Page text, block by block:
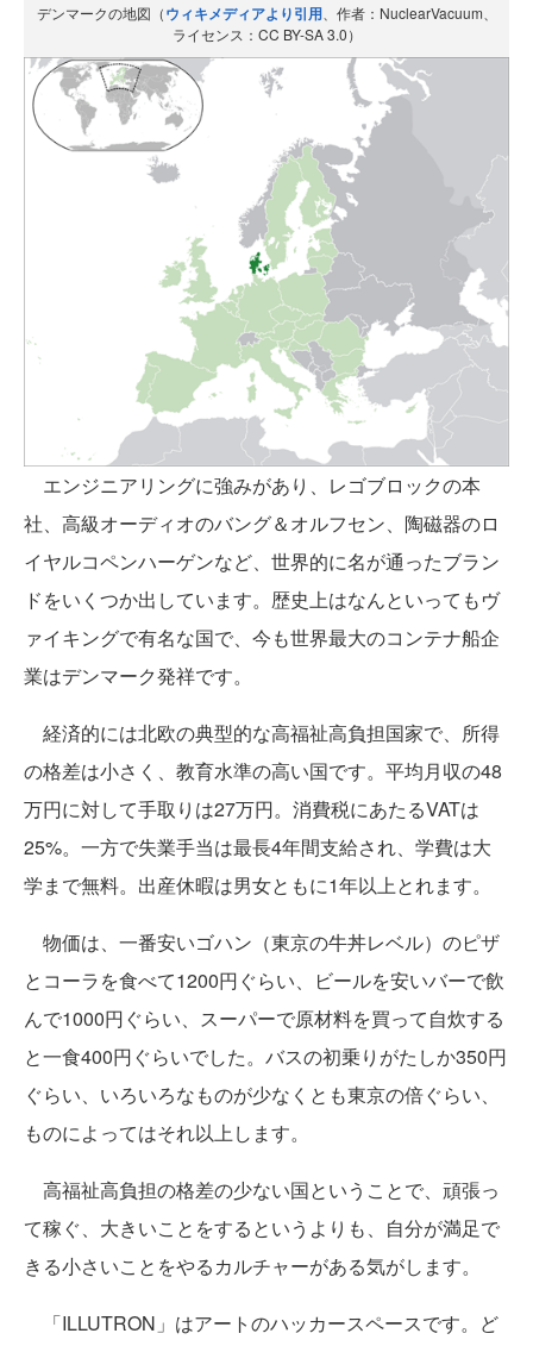
デンマークの地図（ウィキメディアより引用、作者：NuclearVacuum、
ライセンス：CC BY-SA 3.0）
エンジニアリングに強みがあり、レゴブロックの本
社、高級オーディオのバング＆オルフセン、陶磁器のロ
イヤルコペンハーゲンなど、世界的に名が通ったブラン
ドをいくつか出しています。歴史上はなんといってもヴ
ァイキングで有名な国で、今も世界最大のコンテナ船企
業はデンマーク発祥です。
経済的には北欧の典型的な高福祉高負担国家で、所得
の格差は小さく、教育水準の高い国です。平均月収の48
万円に対して手取りは27万円。消費税にあたるVATは
25%。一方で失業手当は最長4年間支給され、学費は大
学まで無料。出産休暇は男女ともに1年以上とれます。
物価は、一番安いゴハン（東京の牛丼レベル）のピザ
とコーラを食べて1200円ぐらい、ビールを安いバーで飲
んで1000円ぐらい、スーパーで原材料を買って自炊する
と一食400円ぐらいでした。バスの初乗りがたしか350円
ぐらい、いろいろなものが少なくとも東京の倍ぐらい、
ものによってはそれ以上します。
高福祉高負担の格差の少ない国ということで、頑張っ
て稼ぐ、大きいことをするというよりも、自分が満足で
きる小さいことをやるカルチャーがある気がします。
「ILLUTRON」はアートのハッカースペースです。ど